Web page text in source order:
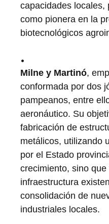
capacidades locales,
como pionera en la
biotecnológicos
Milne y Martinó,
conformada por dos
pampeanos, entre
aeronáutico. Su
fabricación de
metálicos, utilizando
por el Estado
crecimiento, sino
infraestructura
consolidación de
industriales locales.